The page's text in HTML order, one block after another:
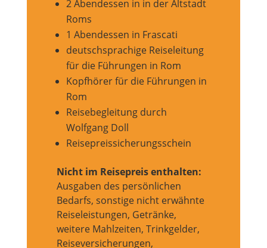
2 Abendessen in in der Altstadt
Roms
1 Abendessen in Frascati
deutschsprachige Reiseleitung
für die Führungen in Rom
Kopfhörer für die Führungen in
Rom
Reisebegleitung durch
Wolfgang Doll
Reisepreissicherungsschein
Nicht im Reisepreis enthalten:
Ausgaben des persönlichen
Bedarfs, sonstige nicht erwähnte
Reiseleistungen, Getränke,
weitere Mahlzeiten, Trinkgelder,
Reiseversicherungen,